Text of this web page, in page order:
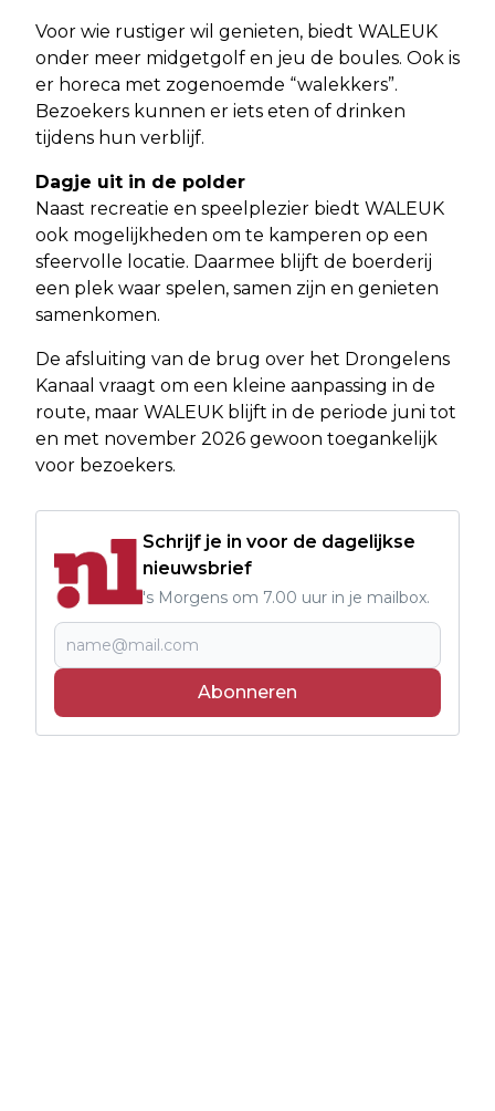
Voor wie rustiger wil genieten, biedt WALEUK
onder meer midgetgolf en jeu de boules. Ook is
er horeca met zogenoemde “walekkers”.
Bezoekers kunnen er iets eten of drinken
tijdens hun verblijf.
Dagje uit in de polder
Naast recreatie en speelplezier biedt WALEUK
ook mogelijkheden om te kamperen op een
sfeervolle locatie. Daarmee blijft de boerderij
een plek waar spelen, samen zijn en genieten
samenkomen.
De afsluiting van de brug over het Drongelens
Kanaal vraagt om een kleine aanpassing in de
route, maar WALEUK blijft in de periode juni tot
en met november 2026 gewoon toegankelijk
voor bezoekers.
Schrijf je in voor de dagelijkse
nieuwsbrief
's Morgens om 7.00 uur in je mailbox.
Abonneren